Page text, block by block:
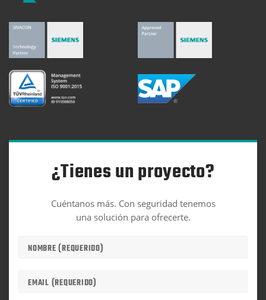
¿Tienes un proyecto?
Cuéntanos más. Con seguridad tenemos
una solución para ofrecerte.